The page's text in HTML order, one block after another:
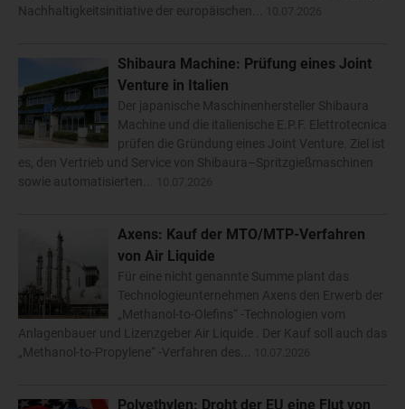
Nachhaltigkeitsinitiative der europäischen...
Shibaura Machine: Prüfung eines Joint
Venture in Italien
Der japanische Maschinenhersteller Shibaura
Machine und die italienische E.P.F. Elettrotecnica
prüfen die Gründung eines Joint Venture. Ziel ist
es, den Vertrieb und Service von Shibaura–Spritzgießmaschinen
sowie automatisierten...
Axens: Kauf der MTO/MTP-Verfahren
von Air Liquide
Für eine nicht genannte Summe plant das
Technologieunternehmen Axens den Erwerb der
„Methanol-to-Olefins“ -Technologien vom
Anlagenbauer und Lizenzgeber Air Liquide . Der Kauf soll auch das
„Methanol-to-Propylene“ -Verfahren des...
Polyethylen: Droht der EU eine Flut von